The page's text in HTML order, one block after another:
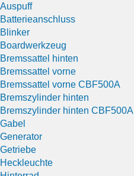
Auspuff
Batterieanschluss
Blinker
Boardwerkzeug
Bremssattel hinten
Bremssattel vorne
Bremssattel vorne CBF500A
Bremszylinder hinten
Bremszylinder hinten CBF500A
Gabel
Generator
Getriebe
Heckleuchte